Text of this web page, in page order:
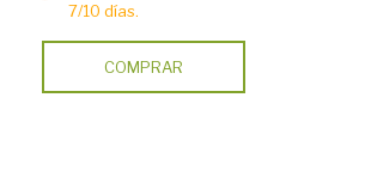
7/10 días.
COMPRAR